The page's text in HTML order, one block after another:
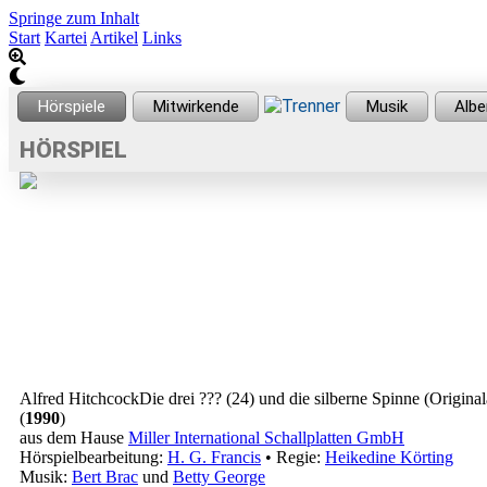
Springe zum Inhalt
Start Kartei Artikel Links
HÖRSPIEL
Alfred HitchcockDie drei ??? (24) und die silberne Spinne
(1990)
aus dem Hause Miller International Schallplatten GmbH
Hörspielbearbeitung: H. G. Francis • Regie: Heikedine Körting
Musik: Bert Brac und Betty George